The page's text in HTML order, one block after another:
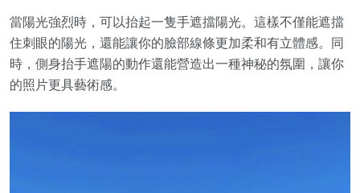
當陽光強烈時，可以抬起一隻手遮擋陽光。這樣不僅能遮擋
住刺眼的陽光，還能讓你的臉部線條更加柔和有立體感。同
時，側身抬手遮陽的動作還能營造出一種神秘的氛圍，讓你
的照片更具藝術感。